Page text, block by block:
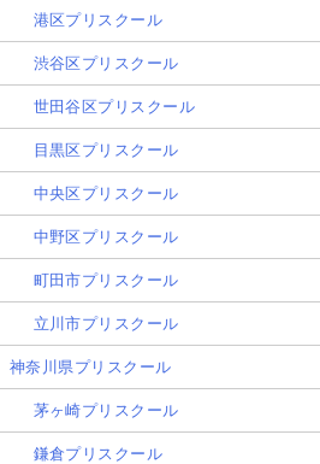
港区プリスクール
渋谷区プリスクール
世田谷区プリスクール
目黒区プリスクール
中央区プリスクール
中野区プリスクール
町田市プリスクール
立川市プリスクール
神奈川県プリスクール
茅ヶ崎プリスクール
鎌倉プリスクール